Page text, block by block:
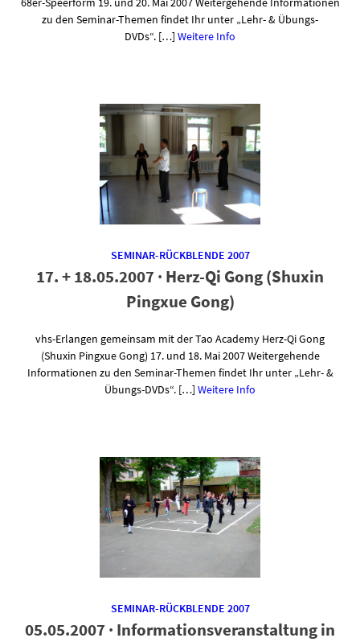
zu den Seminar-Themen findet Ihr unter „Lehr- & Übungs-
DVDs“. […] Weitere Info
SEMINAR-RÜCKBLENDE 2007
17. + 18.05.2007 · Herz-Qi Gong (Shuxin
Pingxue Gong)
vhs-Erlangen gemeinsam mit der Tao Academy Herz-Qi Gong
(Shuxin Pingxue Gong) 17. und 18. Mai 2007 Weitergehende
Informationen zu den Seminar-Themen findet Ihr unter „Lehr- &
Übungs-DVDs“. […] Weitere Info
SEMINAR-RÜCKBLENDE 2007
05.05.2007 · Informationsveranstaltung in